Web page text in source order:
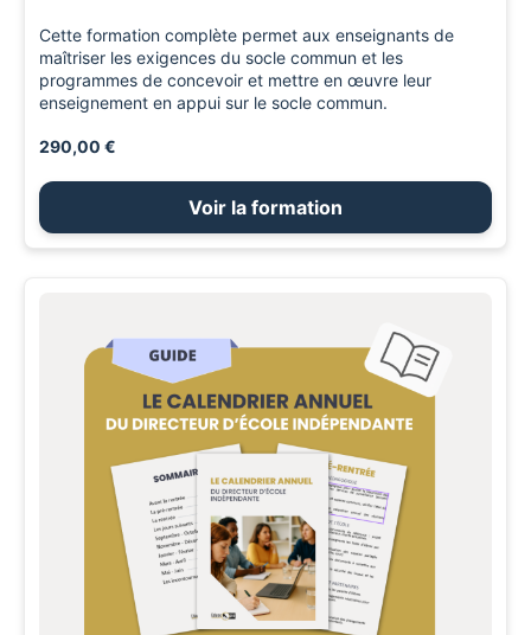
Cette formation complète permet aux enseignants de
maîtriser les exigences du socle commun et les
programmes de concevoir et mettre en œuvre leur
enseignement en appui sur le socle commun.
290,00 €
Voir la formation